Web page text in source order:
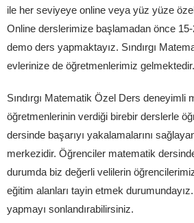
ile her seviyeye online veya yüz yüze
Online derslerimize başlamadan önce
demo ders yapmaktayız. Sındırgı
evlerinize de öğretmenlerimiz gelmektedir.
Sındırgı Matematik Özel Ders deneyimli
öğretmenlerinin verdiği birebir derslerle
dersinde başarıyı yakalamalarını
merkezidir. Öğrenciler matematik
durumda biz değerli velilerin
eğitim alanları tayin etmek
yapmayı sonlandırabilirsiniz.